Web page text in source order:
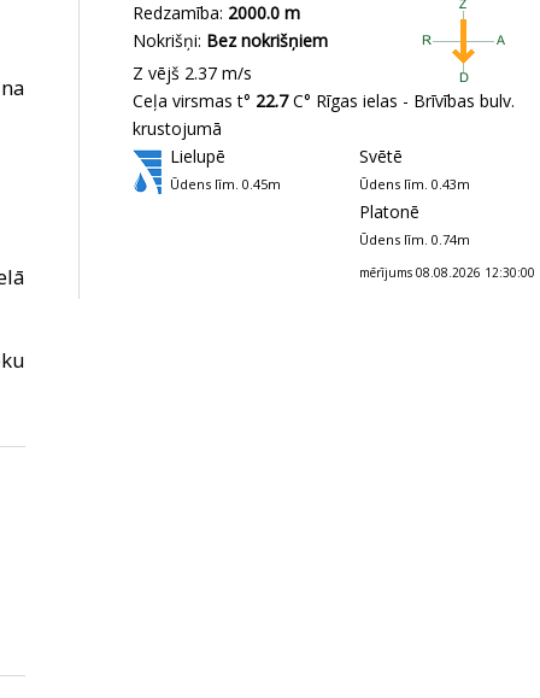
Redzamība: 2000.0 m
Nokrišņi: Bez nokrišņiem
Z vējš 2.37 m/s
Ceļa virsmas t° 22.7C° Rīgas ielas - Brīvības bulv.
krustojumā
Lielupē
Ūdens līm. 0.45m
Svētē
Ūdens līm. 0.43m
Platonē
Ūdens līm. 0.74m
mērījums 08.08.2026 12:30:00